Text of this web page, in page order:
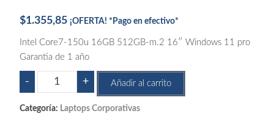
$1.355,85 ¡OFERTA! *Pago en efectivo*
Intel Core7-150u 16GB 512GB-m.2 16″ Windows 11 pro
Garantia de 1 año
-
Pro
16
+ Añadir al carrito
Categoría: Laptops Corporativas